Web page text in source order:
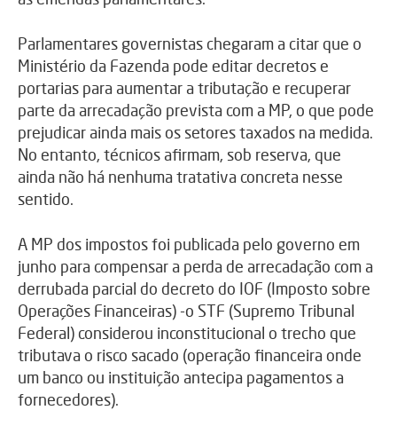
Parlamentares governistas chegaram a citar que o
Ministério da Fazenda pode editar decretos e
portarias para aumentar a tributação e recuperar
parte da arrecadação prevista com a MP, o que pode
prejudicar ainda mais os setores taxados na medida.
No entanto, técnicos afirmam, sob reserva, que
ainda não há nenhuma tratativa concreta nesse
sentido.
A MP dos impostos foi publicada pelo governo em
junho para compensar a perda de arrecadação com a
derrubada parcial do decreto do IOF (Imposto sobre
Operações Financeiras) -o STF (Supremo Tribunal
Federal) considerou inconstitucional o trecho que
tributava o risco sacado (operação financeira onde
um banco ou instituição antecipa pagamentos a
fornecedores).